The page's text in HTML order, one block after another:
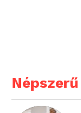
Népszerű